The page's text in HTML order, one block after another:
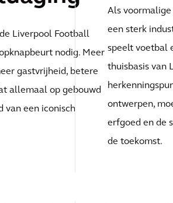
verder
Liverpool Football
nodig. Meer
gastvrijheid, betere
allemaal op gebouwd
van een iconisch
Als
een sterk
speelt voetbal
thuisbasis van
ontwerpen,
erfgoed en de
de toekomst.